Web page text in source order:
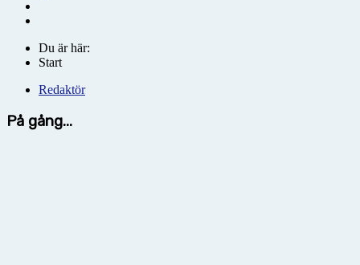
Du är här:
Start
Redaktör
På gång...